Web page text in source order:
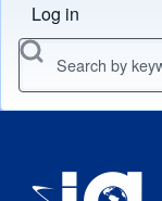
Menu do usuário
Log in
Search